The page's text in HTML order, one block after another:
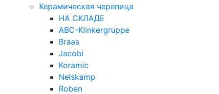
Керамическая черепица
НА СКЛАДЕ
ABC-Klinkergruppe
Braas
Jacobi
Koramic
Nelskamp
Roben